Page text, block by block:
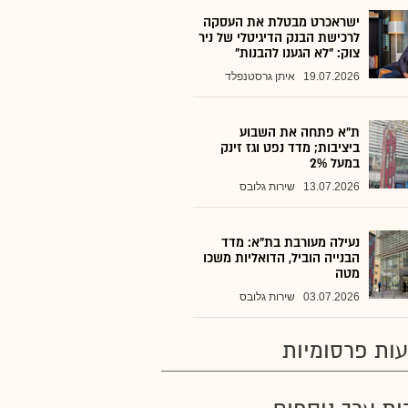
ישראכרט מבטלת את העסקה
לרכישת הבנק הדיגיטלי של ניר
צוק: "לא הגענו להבנות"
19.07.2026 איתן גרסטנפלד
ת"א פתחה את השבוע
ביציבות; מדד נפט וגז זינק
במעל 2%
13.07.2026 שירות גלובס
נעילה מעורבת בת"א: מדד
הבנייה הוביל, הדואליות משכו
מטה
03.07.2026 שירות גלובס
פרסומיות